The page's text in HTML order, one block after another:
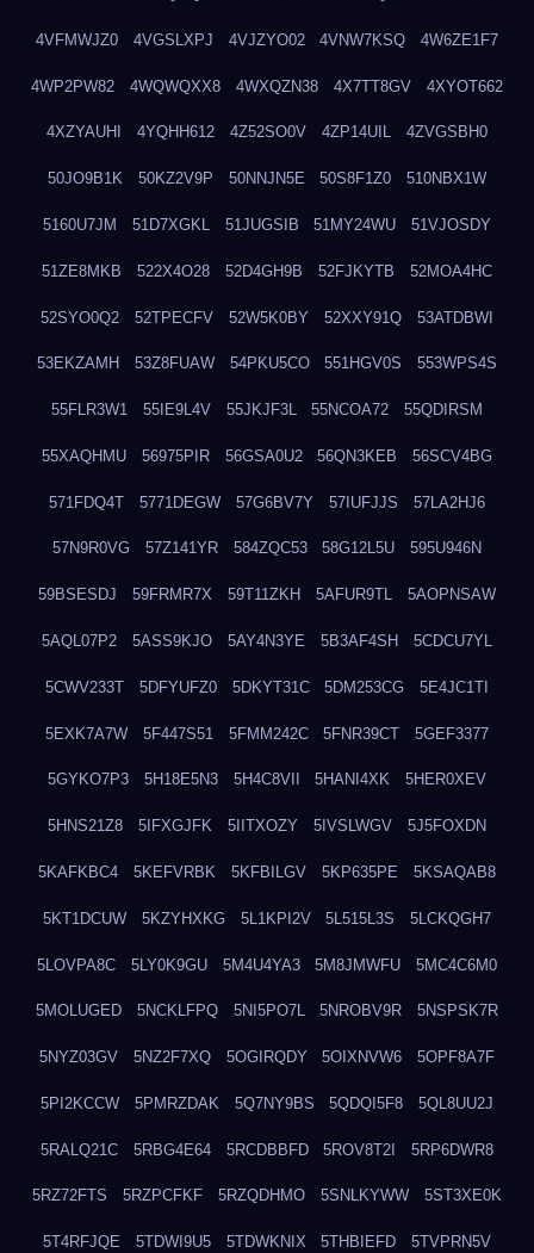
4VFMWJZ0 4VGSLXPJ 4VJZYO02 4VNW7KSQ 4W6ZE1F7
4WP2PW82 4WQWQXX8 4WXQZN38 4X7TT8GV 4XYOT662
4XZYAUHI 4YQHH612 4Z52SO0V 4ZP14UIL 4ZVGSBH0
50JO9B1K 50KZ2V9P 50NNJN5E 50S8F1Z0 510NBX1W
5160U7JM 51D7XGKL 51JUGSIB 51MY24WU 51VJOSDY
51ZE8MKB 522X4O28 52D4GH9B 52FJKYTB 52MOA4HC
52SYO0Q2 52TPECFV 52W5K0BY 52XXY91Q 53ATDBWI
53EKZAMH 53Z8FUAW 54PKU5CO 551HGV0S 553WPS4S
55FLR3W1 55IE9L4V 55JKJF3L 55NCOA72 55QDIRSM
55XAQHMU 56975PIR 56GSA0U2 56QN3KEB 56SCV4BG
571FDQ4T 5771DEGW 57G6BV7Y 57IUFJJS 57LA2HJ6
57N9R0VG 57Z141YR 584ZQC53 58G12L5U 595U946N
59BSESDJ 59FRMR7X 59T11ZKH 5AFUR9TL 5AOPNSAW
5AQL07P2 5ASS9KJO 5AY4N3YE 5B3AF4SH 5CDCU7YL
5CWV233T 5DFYUFZ0 5DKYT31C 5DM253CG 5E4JC1TI
5EXK7A7W 5F447S51 5FMM242C 5FNR39CT 5GEF3377
5GYKO7P3 5H18E5N3 5H4C8VII 5HANI4XK 5HER0XEV
5HNS21Z8 5IFXGJFK 5IITXOZY 5IVSLWGV 5J5FOXDN
5KAFKBC4 5KEFVRBK 5KFBILGV 5KP635PE 5KSAQAB8
5KT1DCUW 5KZYHXKG 5L1KPI2V 5L515L3S 5LCKQGH7
5LOVPA8C 5LY0K9GU 5M4U4YA3 5M8JMWFU 5MC4C6M0
5MOLUGED 5NCKLFPQ 5NI5PO7L 5NROBV9R 5NSPSK7R
5NYZ03GV 5NZ2F7XQ 5OGIRQDY 5OIXNVW6 5OPF8A7F
5PI2KCCW 5PMRZDAK 5Q7NY9BS 5QDQI5F8 5QL8UU2J
5RALQ21C 5RBG4E64 5RCDBBFD 5ROV8T2I 5RP6DWR8
5RZ72FTS 5RZPCFKF 5RZQDHMO 5SNLKYWW 5ST3XE0K
5T4RFJQE 5TDWI9U5 5TDWKNIX 5THBIEFD 5TVPRN5V